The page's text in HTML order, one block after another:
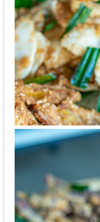
เกิน
200
บาท
ชี้
เบาะแส
ความ
อร่อย
ตาม
รอย
น้า
ชวน
หิว
ติดต่อ